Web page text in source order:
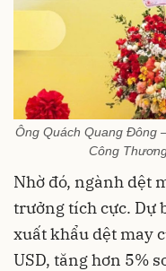
Ông Quách Quang Đông
Công
Nhờ đó, ngành dệt
trưởng tích cực. Dự
xuất khẩu dệt may
USD, tăng hơn 5%